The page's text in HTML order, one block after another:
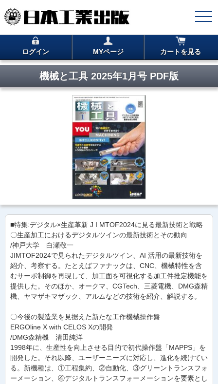
ログイン MYページ カートを見る
機械と工具 2025年1月号 PDF版
■特集:デジタル×生産革新 J I MTOF2024に見る最新技術と戦略
〇生産加工におけるデジタルツインの最新技術とその動向
/神戸大学 白瀬敬一
JIMTOF2024で見られたデジタルツイン、AI 活用の最新技術を
紹介、考察する。たとえばファナックは、CNC、機械特性を含
むサーボ制御を再現して、加工面を可視化する加工件推定機能を
提供した。そのほか、オークマ、CGTech、三菱電機、DMG森精
機、ヤマザキマザック、アルムなどの技術を紹介、解説する。
〇今後の製造業を見据えた新たな工作機械操作盤
ERGOline X with CELOS Xの開発
/DMG森精機 清田純洋
1998年に、生産性を向上させる目的で初代操作盤「MAPPS」を
開発した。それ以降、ユーザーニーズに対応し、進化を続けてい
る。新機種は、①工程集約、②自動化、③グリーントランスフォ
ーメーション、④デジタルトランスフォーメーションを要素とし